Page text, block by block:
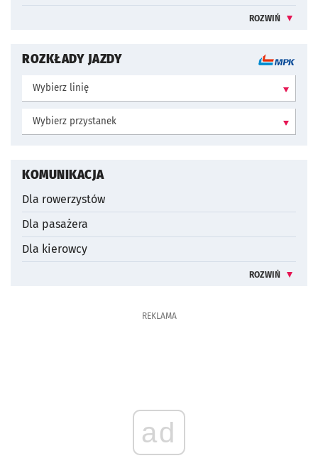
otworzy się w nowej karcie
ROZWIŃ
ROZKŁADY JAZDY
Wybierz linię:
Wybierz przystanek:
KOMUNIKACJA
Dla rowerzystów
Dla pasażera
Dla kierowcy
ROZWIŃ
REKLAMA
ad